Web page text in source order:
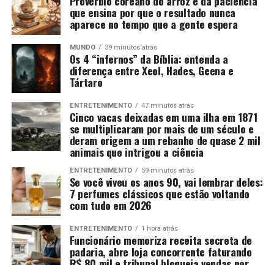
que ensina por que o resultado nunca
aparece no tempo que a gente espera
MUNDO 39 minutos atrás
Os 4 “infernos” da Bíblia: entenda a
diferença entre Xeol, Hades, Geena e
Tártaro
ENTRETENIMENTO 47 minutos atrás
Cinco vacas deixadas em uma ilha em 1871
se multiplicaram por mais de um século e
deram origem a um rebanho de quase 2 mil
animais que intrigou a ciência
ENTRETENIMENTO 59 minutos atrás
Se você viveu os anos 90, vai lembrar deles:
7 perfumes clássicos que estão voltando
com tudo em 2026
ENTRETENIMENTO 1 hora atrás
Funcionário memoriza receita secreta de
padaria, abre loja concorrente faturando